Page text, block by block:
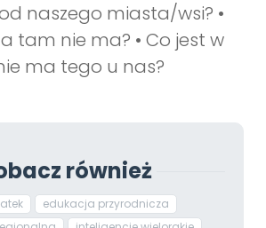
naszego miasta/wsi? •
tam nie ma? • Co jest w
ma tego u nas?
również
edukacja przyrodnicza